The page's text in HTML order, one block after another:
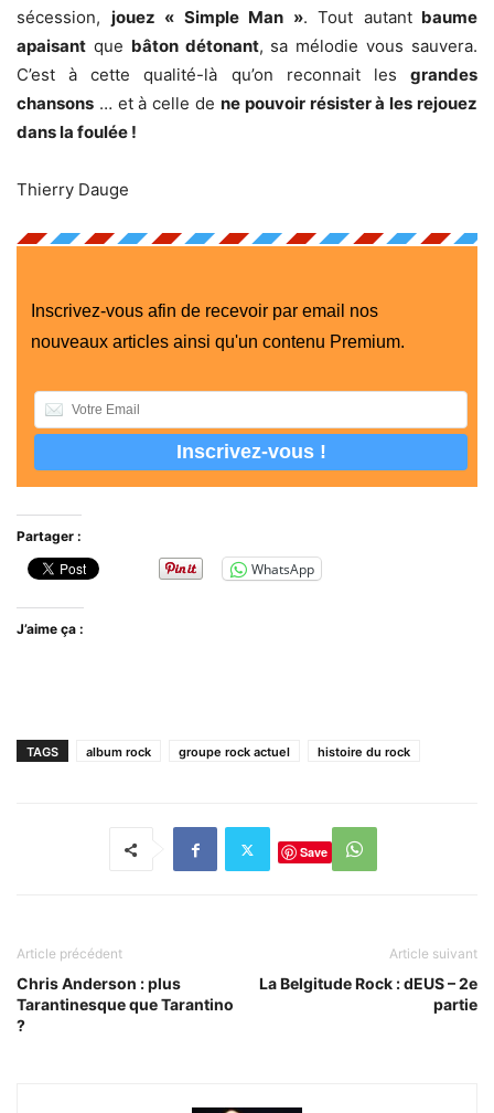
sécession, jouez « Simple Man ». Tout autantbaume
apaisant que bâton détonant, sa mélodie vous sauvera.
C’est à cette qualité-là qu’on reconnait les grandes
chansons … et à celle de ne pouvoir résister à les rejouez
dans la foulée !
Thierry Dauge
Inscrivez-vous afin de recevoir par email nos
nouveaux articles ainsi qu'un contenu Premium.
Partager :
WhatsApp
J’aime ça :
TAGS album rock groupe rock actuel histoire du rock
Save
Article précédent
Chris Anderson : plus
Tarantinesque que Tarantino
?
Article suivant
La Belgitude Rock : dEUS – 2e
partie